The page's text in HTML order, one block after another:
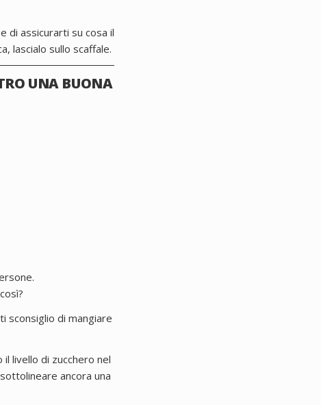
di assicurarti su cosa il
lascialo sullo scaffale.
UNA BUONA
sconsiglio di mangiare
livello di zucchero nel
ancora una